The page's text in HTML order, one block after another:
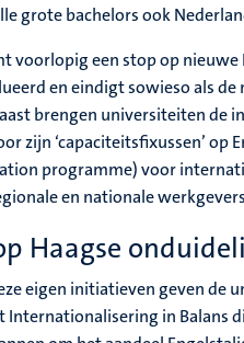
grote bachelors ook
voorlopig een stop op
en eindigt sowieso als
brengen universiteiten de
zijn ‘capaciteitsfixussen’
programme) voor
en nationale
Haagse
eigen initiatieven geven de
Internationalisering in Balans